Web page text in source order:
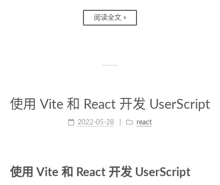
阅读全文 »
使用 Vite 和 React 开发 UserScript
2022-05-28 react
使用 Vite 和 React 开发 UserScript